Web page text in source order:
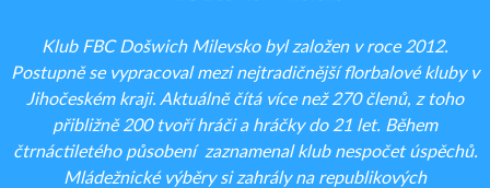
Klub FBC Došwich Milevsko byl založen v roce 2012.
Postupně se vypracoval mezi nejtradičnější florbalové kluby v
Jihočeském kraji. Aktuálně čítá více než 270 členů, z toho
přibližně 200 tvoří hráči a hráčky do 21 let. Během
čtrnáctiletého působení zaznamenal klub nespočet úspěchů.
Mládežnické výběry si zahrály na republikových